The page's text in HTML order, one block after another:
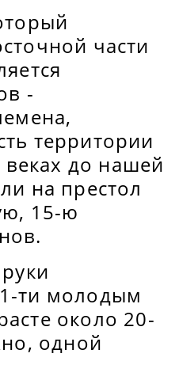
части
-
территории
веках до нашей
на престол
15-ю
ти молодым
около 20-
одной